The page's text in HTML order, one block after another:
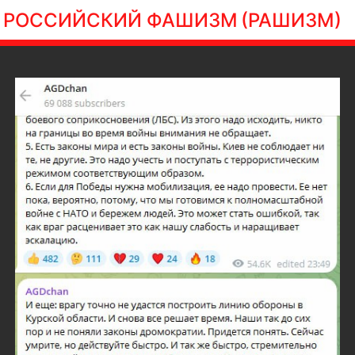
РОССИЙСКИЙ ФАШИЗМ (РАШИЗМ)